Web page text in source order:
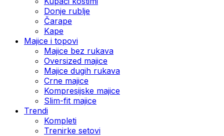
Donje rublje
Čarape
Kape
Majice i topovi
Majice bez rukava
Oversized majice
Majice dugih rukava
Crne majice
Kompresijske majice
Slim-fit majice
Trendi
Kompleti
Trenirke setovi